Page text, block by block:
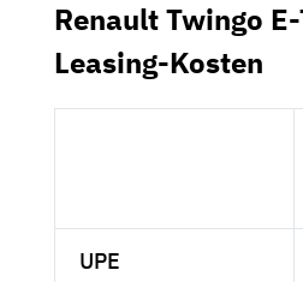
Renault Twingo E-
Leasing-Kosten
UPE